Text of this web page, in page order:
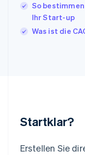
So
Ihr Start-up
Was ist die
Startklar?
Erstellen Sie
Kroatien
EnglishItaliano
English
Malta
Mexiko